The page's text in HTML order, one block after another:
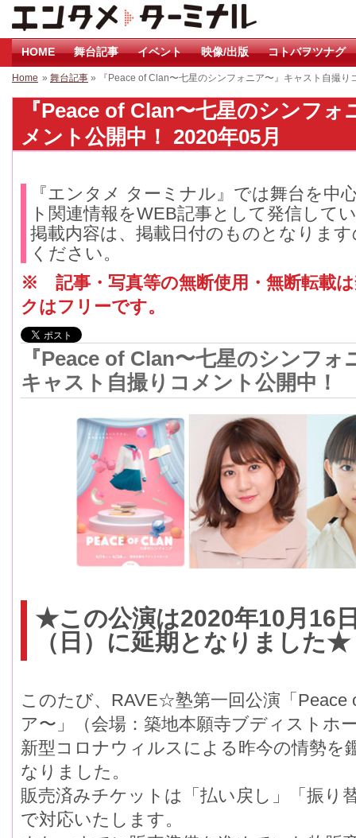
HOME 舞台記事 イベント 映像/出版 コトバヲツナグ
Home » 舞台記事 » 『Peace of Clan〜七星のシンフォニア〜』キャスト自撮り
『Peace of Clan〜七星のシンフ
メント公開中！ 2020年05月
『エンタメ ターミナル』では舞台を中
ト関連情報をWEB記事として発信して
掲載内容は、掲載日付のものとなりま
ください。
※ 記事・写真等の無断使用・無断転載
クはフリーです。
『Peace of Clan〜七星のシンフォ
キャスト自撮りコメント公開中！
★この公演は2020年10月16
（日）に延期となりました★
このたび、RAVE☆塾第一回公演「
ア〜」（会場：築地本願寺ブディストホ
新型コロナウィルスによる昨今の情勢を
なりました。
販売済みチケットは「払い戻し」「振り
で対応いたします。